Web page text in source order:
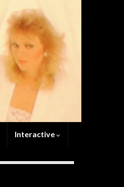
Interactive